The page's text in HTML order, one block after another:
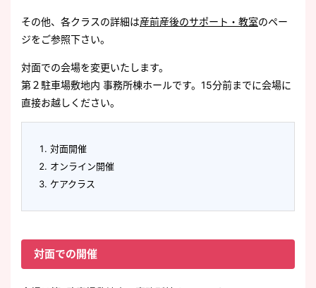
その他、各クラスの詳細は産前産後のサポート・教室のペー
ジをご参照下さい。
対面での会場を変更いたします。
第２駐車場敷地内 事務所棟ホールです。15分前までに会場に
直接お越しください。
対面開催
オンライン開催
ケアクラス
対面での開催